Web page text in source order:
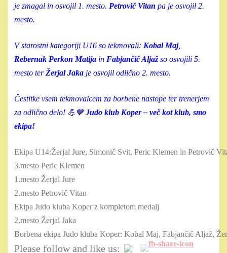
je zmagal in osvojil 1. mesto. Petrovič Vitan pa je osvojil 2.
mesto.
V starostni kategoriji U16 so tekmovali: Kobal Maj,
Rebernak Perkon Matija in Fabjančič Aljažso osvojili 5.
mesto terŽerjal Jaka je osvojil odlično 2. mesto.
Čestitke vsem tekmovalcem za borbene nastope ter trenerjem
za odlično delo! 💪💙Judo klub Koper – več kot klub, smo
ekipa!
Ekipa U14:Žerjal Jure, Simonič Svit, Peric Klemen in Petrovič
3.mesto Peric Klemen
1.mesto Žerjal Jure
2.mesto Petrovič Vitan
Ekipa Judo kluba Koper z kompletom medalj
2.mesto Žerjal Jaka
Borbena ekipa Judo kluba Koper: Kobal Maj, Fabjančič Aljaž,
Please follow and like us: